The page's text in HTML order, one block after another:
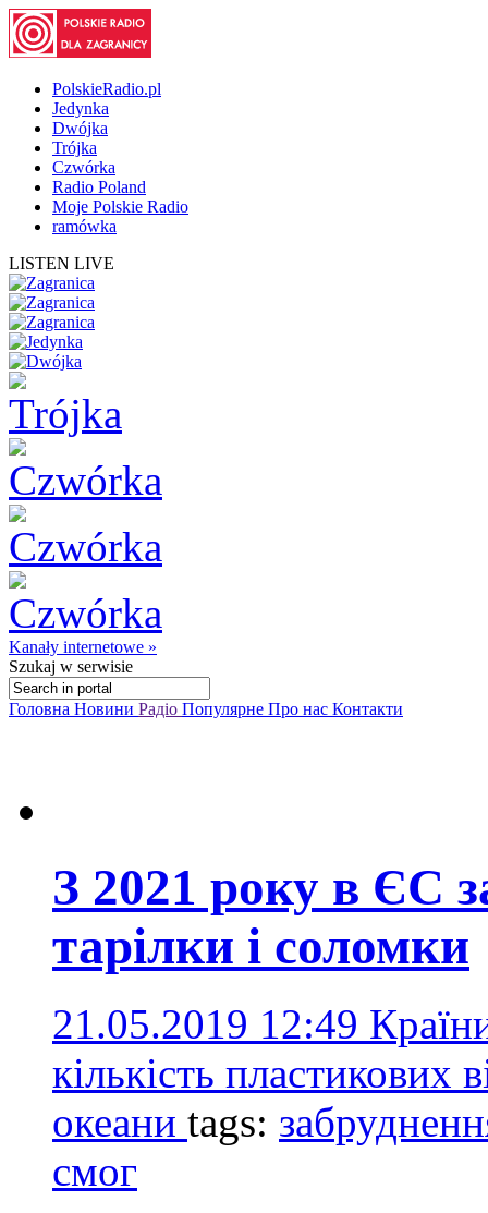
PolskieRadio.pl
Jedynka
Dwójka
Trójka
Czwórka
Radio Poland
Moje Polskie Radio
ramówka
LISTEN LIVE
Kanały internetowe »
Szukaj w serwisie
Головна Новини Радіо Популярне Про нас Контакти
З 2021 року в ЄС
тарілки і соломки
21.05.2019 12:49
кількість пластикових
океани tags:
смог